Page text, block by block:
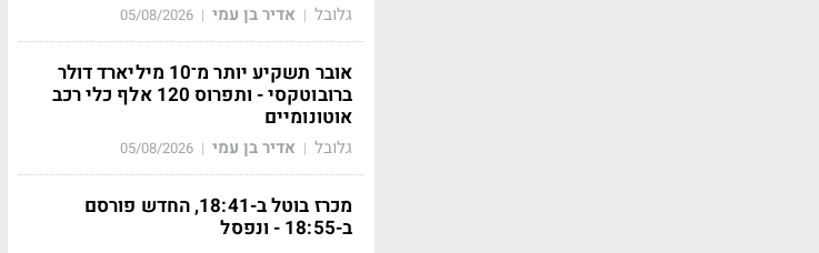
גלובל | אדיר בן עמי |
05/08/2026
אובר תשקיע יותר מ־10 מיליארד דולר
ברובוטקסי - ותפרוס 120 אלף כלי רכב
אוטונומיים
גלובל | אדיר בן עמי |
05/08/2026
מכרז בוטל ב-18:41, החדש פורסם
ב-18:55 - ונפסל